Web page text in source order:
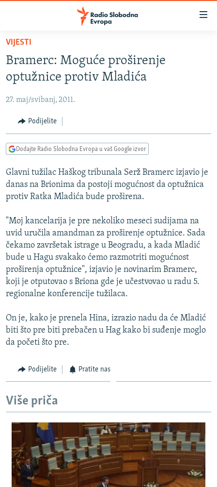
Pređite
glavni
sadržaj
Pređite
na
navigaciju
Pređite
na
BOSNA I HERCEGOVINA
SRBIJA
KOSOVO
CRNA GORA
VIDEO
FOTOGALERIJE
INFOGRAFIKE
PODCASTI
RAT U UKRAJINI
KINA NA BALKANU
ISPRIČAJ MI
DNEVNO@RSE
SPECIJALI RSE
VIŠE OD NASLOVA
GENOCID U SREBRENICI
POPLAVE I KLIZIŠTA U BIH 2024.
TV LIBERTY
POST SCRIPTUM
MOJA EVROPA
TRI DECENIJE OD RATA U BIH
SVE KARTE DEJTONA
PRATITE NAS
Sve RFE/RL stranice
VIJESTI
Bramerc: Moguće proširenje
optužnice protiv Mladića
27. maj/svibanj, 2011.
Podijelite
Dodajte Radio Slobodna Evropa u vaš Google izvor
Glavni tužilac Haškog tribunala Serž Bramerc izjavio je
danas na Brionima da postoji mogućnost da optužnica
protiv Ratka Mladića bude proširena.
"Moj kancelarija je pre nekoliko meseci sudijama na
uvid uručila amandman za proširenje optužnice. Sada
čekamo završetak istrage u Beogradu, a kada Mladić
bude u Hagu svakako ćemo razmotriti mogućnost
proširenja optužnice", izjavio je novinarim Bramerc,
koji je otputovao s Briona gde je učestvovao u radu 5.
regionalne konferencije tužilaca.
On je, kako je prenela Hina, izrazio nadu da će Mladić
biti što pre biti prebačen u Hag kako bi suđenje moglo
da početi što pre.
Podijelite Pratite nas
Više priča